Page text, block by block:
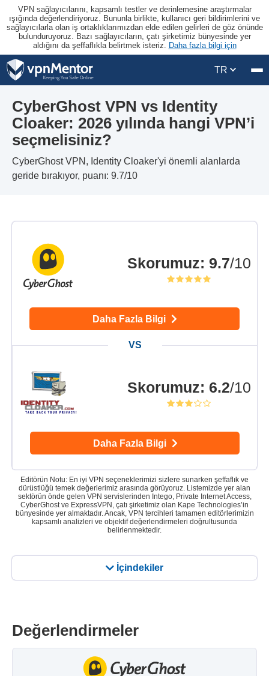
VPN sağlayıcılarını, kapsamlı testler ve derinlemesine araştırmalar
ışığında değerlendiriyoruz. Bununla birlikte, kullanıcı geri bildirimlerini ve
sağlayıcılarla olan iş ortaklıklarımızdan elde edilen gelirleri de göz önünde
bulunduruyoruz. Bazı sağlayıcıların, çatı şirketimiz bünyesinde yer
aldığını da şeffaflıkla belirtmek isteriz. Daha fazla bilgi için
TR
CyberGhost VPN vs Identity
Cloaker: 2026 yılında hangi VPN’i
seçmelisiniz?
CyberGhost VPN, Identity Cloaker'yi önemli alanlarda
geride bırakıyor, puanı: 9.7/10
İçindekiler
Skorumuz: 9.7/10
Daha Fazla Bilgi
Skorumuz: 6.2/10
Daha Fazla Bilgi
Editörün Notu: En iyi VPN seçeneklerimizi sizlere sunarken şeffaflık ve
dürüstlüğü temek değerlerimiz arasında görüyoruz. Listemizde yer alan
sektörün önde gelen VPN servislerinden Intego, Private Internet Access,
CyberGhost ve ExpressVPN, çatı şirketimiz olan Kape Technologies’in
bünyesinde yer almaktadır. Ancak, VPN tercihleri tamamen editörlerimizin
kapsamlı analizleri ve objektif değerlendirmeleri doğrultusunda
belirlenmektedir.
Değerlendirmeler